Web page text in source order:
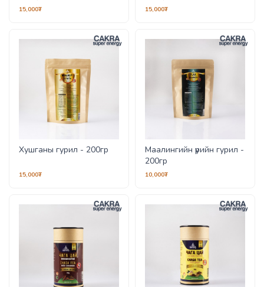
15,000₮ 15,000₮
Хушганы гурил - 200гр
15,000₮
Маалингийн үрийн гурил -
200гр
10,000₮